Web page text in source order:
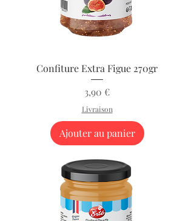
Confiture Extra Figue 270gr
Prix
3,90 €
Livraison
Ajouter au panier